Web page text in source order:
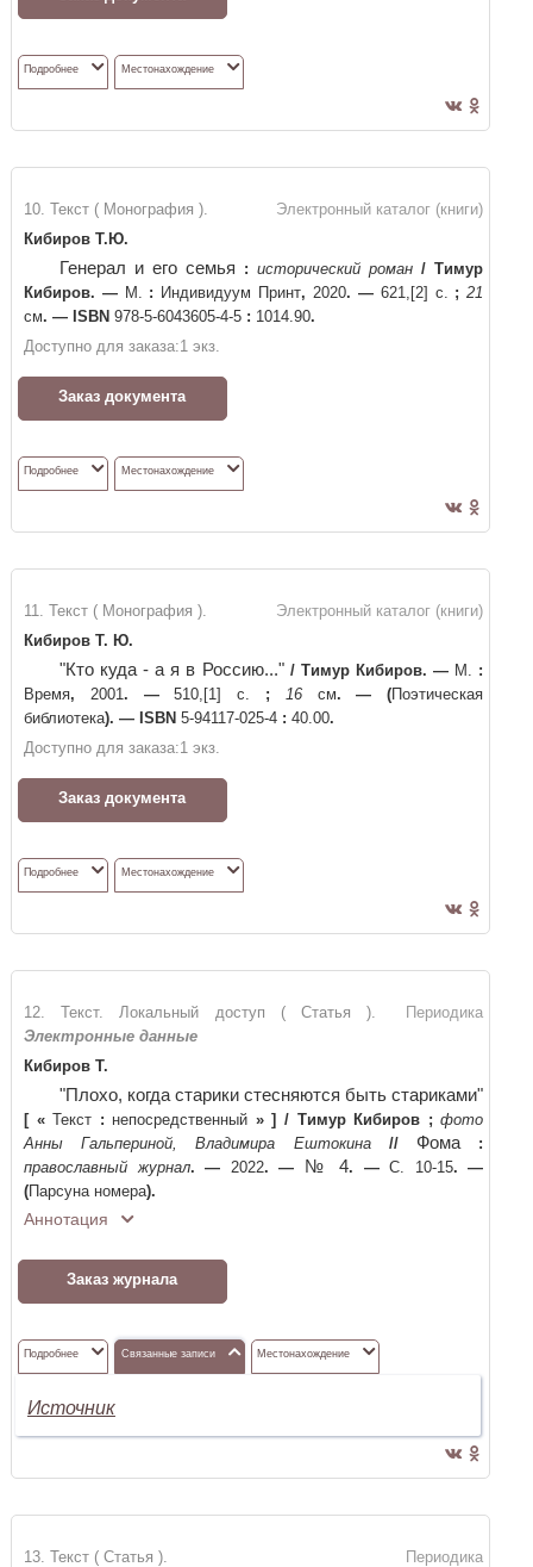
Подробнее Местонахождение
Электронный каталог (книги)
10. Текст ( Монография ).
Кибиров Т.Ю.
Генерал и его семья : исторический роман / Тимур
Кибиров. —М. : Индивидуум Принт, 2020. —621,[2] с. ; 21
см. — ISBN 978-5-6043605-4-5 : 1014.90.
Доступно для заказа:1 экз.
Заказ документа
Подробнее Местонахождение
Электронный каталог (книги)
11. Текст ( Монография ).
Кибиров Т. Ю.
"Кто куда - а я в Россию..." / Тимур Кибиров. — М. :
Время, 2001. —510,[1] с. ; 16см. — (Поэтическая
библиотека). — ISBN 5-94117-025-4 : 40.00.
Доступно для заказа:1 экз.
Заказ документа
Подробнее Местонахождение
Периодика
12. Текст. Локальный доступ ( Статья ).
Электронные данные
Кибиров Т.
"Плохо, когда старики стесняются быть стариками"
[ «Текст : непосредственный » ] / Тимур Кибиров ; фото
Анны Гальпериной, Владимира Ештокина
// Фома
:
православный журнал. — 2022. — № 4. —С. 10-15. —
(Парсуна номера).
Аннотация
Заказ журнала
Подробнее Связанные записи Местонахождение
Источник
Периодика
13. Текст ( Статья ).